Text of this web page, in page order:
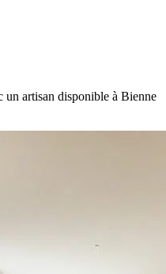
un artisan disponible à Bienne